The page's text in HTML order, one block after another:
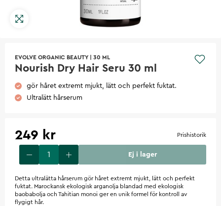
EVOLVE ORGANIC BEAUTY 30 ML
Nourish Dry Hair Seru 30 ml
gör håret extremt mjukt, lätt och perfekt fuktat.
Ultralätt hårserum
249 kr Prishistorik
Ej i lager
Detta ultralätta hårserum gör håret extremt mjukt, lätt och perfekt
fuktat. Marockansk ekologisk arganolja blandad med ekologisk
baobabolja och Tahitian monoi ger en unik formel för kontroll av
flygigt hår.